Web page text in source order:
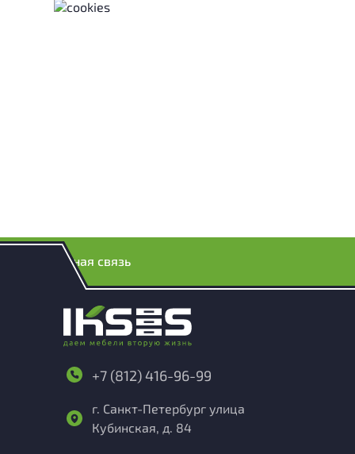
Обратная связь
+7 (812) 416-96-99
г. Санкт-Петербург улица
Кубинская, д. 84